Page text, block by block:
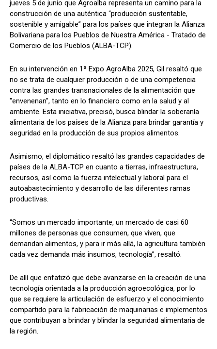
jueves 5 de junio que Agroalba representa un camino para la
construcción de una auténtica “producción sustentable,
sostenible y amigable” para los países que integran la Alianza
Bolivariana para los Pueblos de Nuestra América - Tratado de
Comercio de los Pueblos (ALBA-TCP).
En su intervención en 1ª Expo AgroAlba 2025, Gil resaltó que
no se trata de cualquier producción o de una competencia
contra las grandes transnacionales de la alimentación que
"envenenan", tanto en lo financiero como en la salud y al
ambiente. Esta iniciativa, precisó, busca blindar la soberanía
alimentaria de los países de la Alianza para brindar garantía y
seguridad en la producción de sus propios alimentos.
Asimismo, el diplomático resaltó las grandes capacidades de
países de la ALBA-TCP en cuanto a tierras, infraestructura,
recursos, así como la fuerza intelectual y laboral para el
autoabastecimiento y desarrollo de las diferentes ramas
productivas.
“Somos un mercado importante, un mercado de casi 60
millones de personas que consumen, que viven, que
demandan alimentos, y para ir más allá, la agricultura también
cada vez demanda más insumos, tecnología”, resaltó.
De allí que enfatizó que debe avanzarse en la creación de una
tecnología orientada a la producción agroecológica, por lo
que se requiere la articulación de esfuerzo y el conocimiento
compartido para la fabricación de maquinarias e implementos
que contribuyan a brindar y blindar la seguridad alimentaria de
la región.